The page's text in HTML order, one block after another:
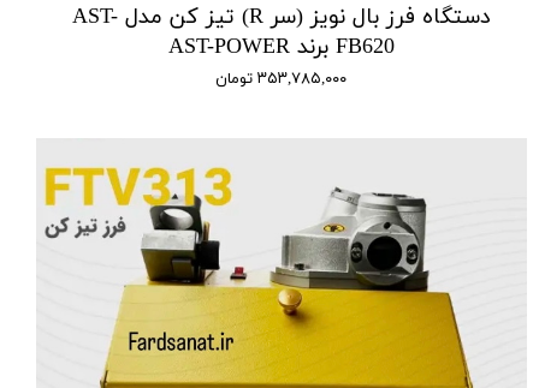
دستگاه فرز بال نویز (سر R) تیز کن مدل AST-
FB620 برند AST-POWER
۳۵۳,۷۸۵,۰۰۰ تومان